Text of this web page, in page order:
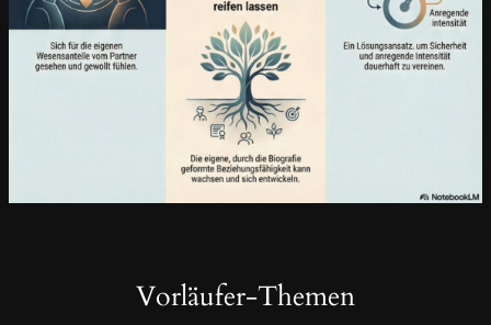
Vorläufer-Themen